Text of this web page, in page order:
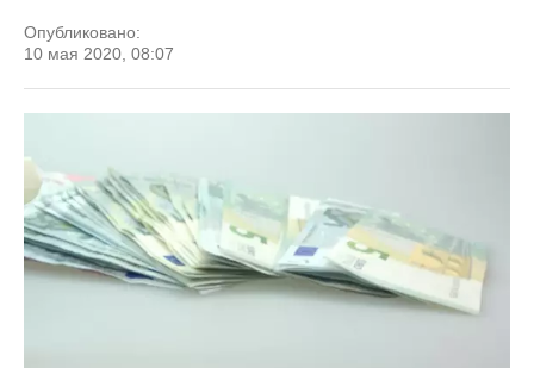
Опубликовано:
10 мая 2020, 08:07